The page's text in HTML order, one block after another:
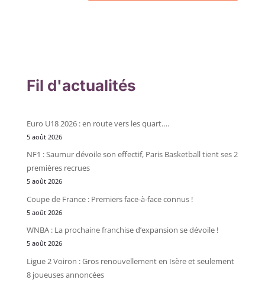
Fil d'actualités
Euro U18 2026 : en route vers les quart….
5 août 2026
NF1 : Saumur dévoile son effectif, Paris Basketball tient ses 2
premières recrues
5 août 2026
Coupe de France : Premiers face-à-face connus !
5 août 2026
WNBA : La prochaine franchise d’expansion se dévoile !
5 août 2026
Ligue 2 Voiron : Gros renouvellement en Isère et seulement
8 joueuses annoncées